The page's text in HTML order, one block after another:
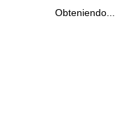
Obteniendo...